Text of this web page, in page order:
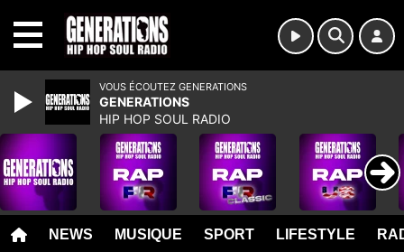
NEWS MUSIQUE SPORT LIFESTYLE
VOUS ÉCOUTEZ GENERATIONS
GENERATIONS
HIP HOP SOUL RADIO